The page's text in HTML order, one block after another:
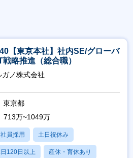
【東京本社】社内SE/グローバ
戦略推進（総合職）
ガノ株式会社
東京都
713万~1049万
員採用 土日祝休み
120日以上 産休・育休あり